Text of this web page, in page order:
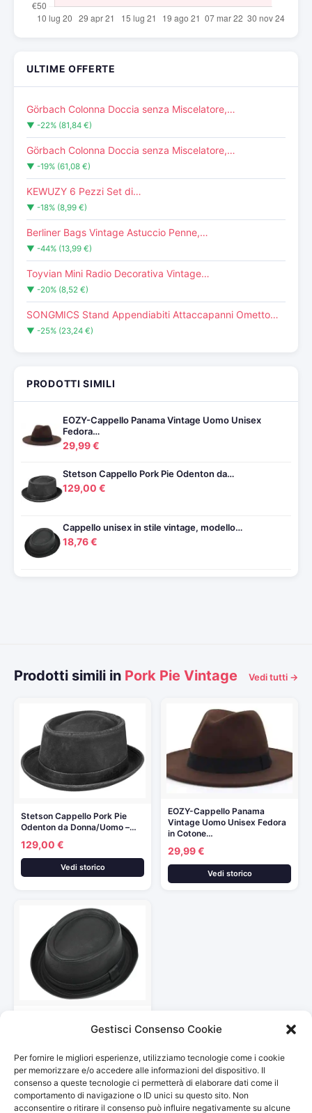
Gestisci Consenso Cookie
Per fornire le migliori esperienze, utilizziamo tecnologie come i cookie
per memorizzare e/o accedere alle informazioni del dispositivo. Il
consenso a queste tecnologie ci permetterà di elaborare dati come il
comportamento di navigazione o ID unici su questo sito. Non
acconsentire o ritirare il consenso può influire negativamente su alcune
ULTIME OFFERTE
Görbach Colonna Doccia senza Miscelatore,…
▼ -22% (81,84 €)
Görbach Colonna Doccia senza Miscelatore,…
▼ -19% (61,08 €)
KEWUZY 6 Pezzi Set di…
▼ -18% (8,99 €)
Berliner Bags Vintage Astuccio Penne,…
▼ -44% (13,99 €)
Toyvian Mini Radio Decorativa Vintage…
▼ -20% (8,52 €)
SONGMICS Stand Appendiabiti Attaccapanni Ometto…
▼ -25% (23,24 €)
PRODOTTI SIMILI
EOZY-Cappello Panama Vintage Uomo Unisex
Fedora…
29,99 €
Stetson Cappello Pork Pie Odenton da…
129,00 €
Cappello unisex in stile vintage, modello…
18,76 €
Prodotti simili in Pork Pie Vintage Vedi tutti →
Stetson Cappello Pork Pie
Odenton da Donna/Uomo –…
129,00 €
Vedi storico
EOZY-Cappello Panama
Vintage Uomo Unisex Fedora
in Cotone…
29,99 €
Vedi storico
vintage, modello “pork pie”…
Vedi storico